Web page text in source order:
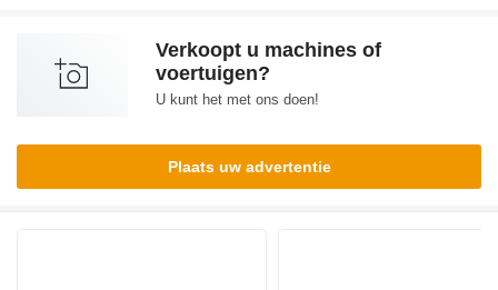
Verkoopt u machines of
voertuigen?
U kunt het met ons doen!
Plaats uw advertentie